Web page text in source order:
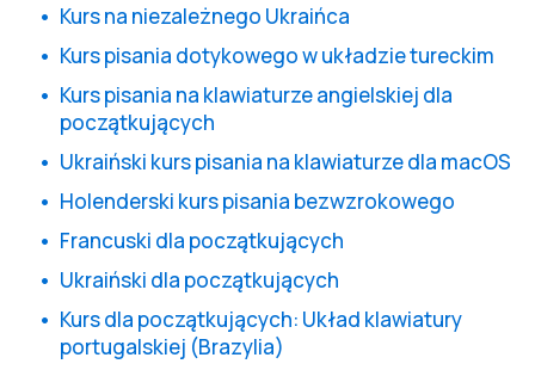
Kurs na niezależnego Ukraińca
Kurs pisania dotykowego w układzie tureckim
Kurs pisania na klawiaturze angielskiej dla
początkujących
Ukraiński kurs pisania na klawiaturze dla macOS
Holenderski kurs pisania bezwzrokowego
Francuski dla początkujących
Ukraiński dla początkujących
Kurs dla początkujących: Układ klawiatury
portugalskiej (Brazylia)